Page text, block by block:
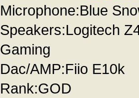
Microphone:Blue
Speakers:Logitech
Gaming
Dac/AMP:Fiio E10k
Rank:GOD